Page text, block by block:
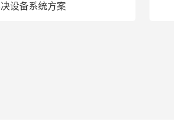
设备系统方案